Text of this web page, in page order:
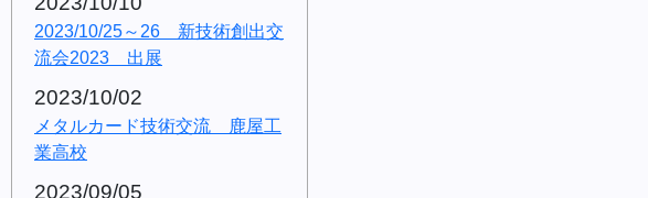
2023/10/25～26 新技術創出交
流会2023 出展
2023/10/02
メタルカード技術交流 鹿屋工
業高校
2023/09/05